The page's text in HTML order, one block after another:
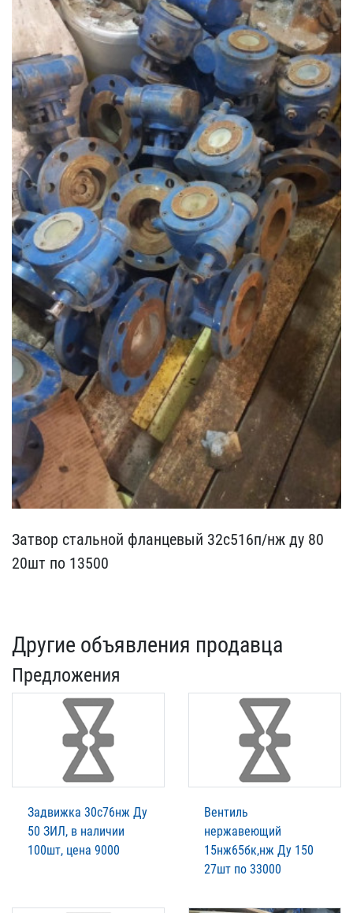
Затвор стальной фланцевы​й 32с516п/нж ду 80
20шт ​по 13500
Другие объявления продавца
Предложения
Задвижка 30с76нж Ду
50 ЗИЛ, в наличии
100шт, цена 9000
Вентиль
нержавеющий
15нж65бк,нж Ду 150
27шт по 33000